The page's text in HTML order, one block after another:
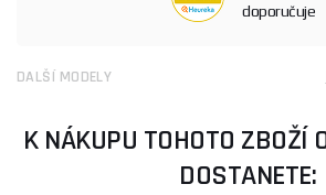
doporučuje
DALŠÍ MODELY
K NÁKUPU TOHOTO ZBOŽÍ
DOSTANETE: